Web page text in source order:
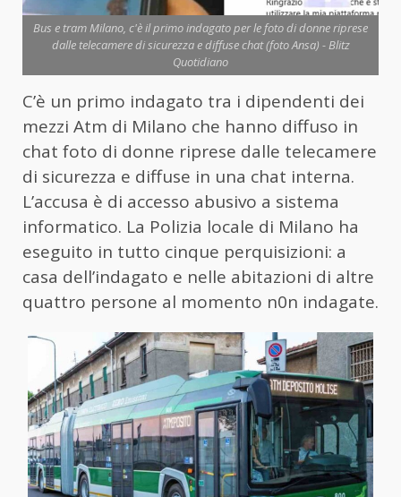
Bus e tram Milano, c'è il primo indagato per le foto di donne riprese
dalle telecamere di sicurezza e diffuse chat (foto Ansa) - Blitz
Quotidiano
C’è un primo indagato tra i dipendenti dei
mezzi Atm di Milano che hanno diffuso in
chat foto di donne riprese dalle telecamere
di sicurezza e diffuse in una chat interna.
L’accusa è di accesso abusivo a sistema
informatico. La Polizia locale di Milano ha
eseguito in tutto cinque perquisizioni: a
casa dell’indagato e nelle abitazioni di altre
quattro persone al momento n0n indagate.